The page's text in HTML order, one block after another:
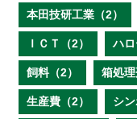
本田技研工業（2）
ＩＣＴ（2） ハロ
飼料（2） 箱処理
生産費（2） シン